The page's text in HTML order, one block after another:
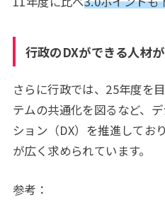
行政のDXができる人材
さらに行政では、25年度を
テムの共通化を図るなど、
ション（DX）を推進してお
が広く求められています。
参考：